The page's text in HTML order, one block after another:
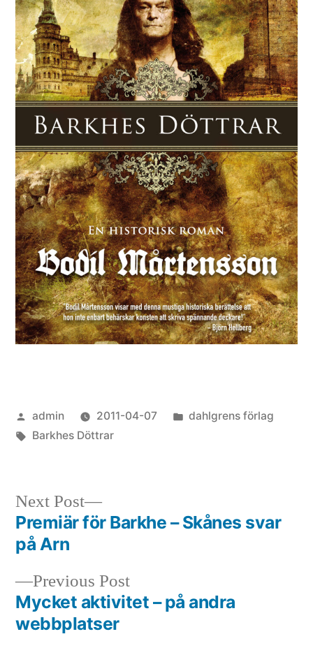
Posted
by
admin 2011-04-07
Posted
dahlgrens förlag
Tags:
Barkhes Döttrar
Post
navigation
Previous PostPrevious
post:
Mycket aktivitet – på andra
webbplatser
Next Post
Next
post:
Premiär för Barkhe – Skånes svar
på Arn